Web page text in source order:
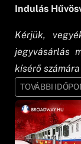
Indulás
Kérjük,
jegyvásárlás
kísérő
TOVÁBBI